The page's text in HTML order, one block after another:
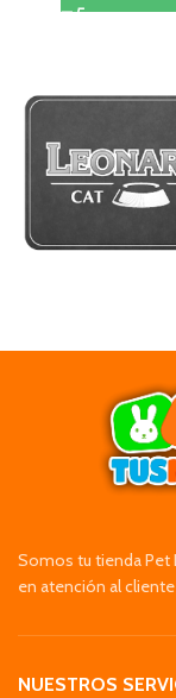
Somos tu tienda Pet
en atención al
NUESTROS